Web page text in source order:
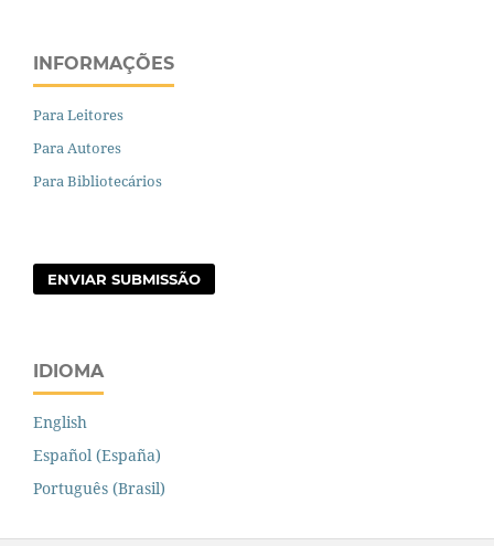
INFORMAÇÕES
Para Leitores
Para Autores
Para Bibliotecários
ENVIAR SUBMISSÃO
IDIOMA
English
Español (España)
Português (Brasil)